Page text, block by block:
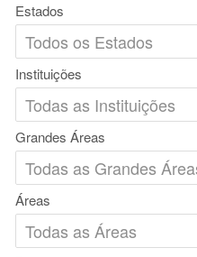
Estados
Instituições
Grandes Áreas
Áreas